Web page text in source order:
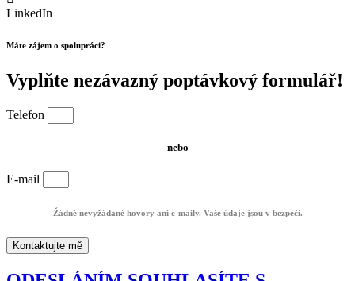
LinkedIn
Máte zájem o spolupráci?
Vyplňte nezávazný poptávkový formulář!
Telefon
nebo
E-mail
Žádné nevyžádané hovory ani e-maily. Vaše údaje jsou v bezpečí.
Kontaktujte mě